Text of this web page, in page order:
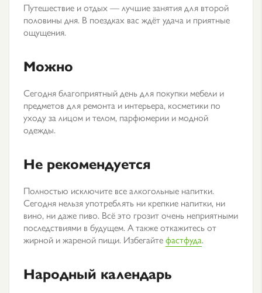
Путешествие и отдых — лучшие занятия для второй
половины дня. В поездках вас ждёт удача и приятные
ощущения.
Можно
Сегодня благоприятный день для покупки мебели и
предметов для ремонта и интерьера, косметики по
уходу за лицом и телом, парфюмерии и модной
одежды.
Не рекомендуется
Полностью исключите все алкогольные напитки.
Сегодня нельзя употреблять ни крепкие напитки, ни
вино, ни даже пиво. Всё это грозит очень неприятными
последствиями в будущем. А также откажитесь от
жирной и жареной пищи. Избегайтефастфуда.
Народный календарь